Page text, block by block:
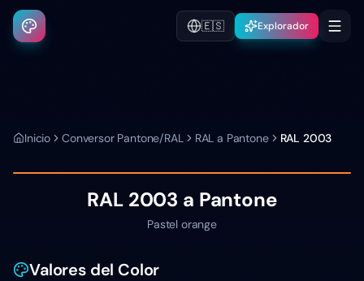
🇪🇸 Explorador
Inicio Conversor Pantone/RAL RAL a Pantone RAL 2003
RAL 2003 a Pantone
Pastel orange
Valores del Color